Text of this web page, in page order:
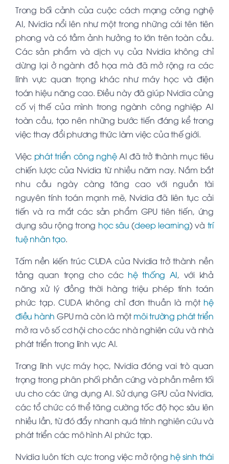
Trong bối cảnh của cuộc cách mạng công nghệ
AI, Nvidia nổi lên như một trong những cái tên tiên
phong và có tầm ảnh hưởng to lớn trên toàn cầu.
Các sản phẩm và dịch vụ của Nvidia không chỉ
dừng lại ở ngành đồ họa mà đã mở rộng ra các
lĩnh vực quan trọng khác như máy học và điện
toán hiệu năng cao. Điều này đã giúp Nvidia củng
cố vị thế của mình trong ngành công nghiệp AI
toàn cầu, tạo nên những bước tiến đáng kể trong
việc thay đổi phương thức làm việc của thế giới.
Việc phát triển công nghệAI đã trở thành mục tiêu
chiến lược của Nvidia từ nhiều năm nay. Nắm bắt
nhu cầu ngày càng tăng cao với nguồn tài
nguyên tính toán mạnh mẽ, Nvidia đã liên tục cải
tiến và ra mắt các sản phẩm GPU tiên tiến, ứng
dụng sâu rộng trong học sâu (deep learning) và trí
tuệ nhân tạo.
Tấm nền kiến trúc CUDA của Nvidia trở thành nền
tảng quan trọng cho các hệ thống AI, với khả
năng xử lý đồng thời hàng triệu phép tính toán
phức tạp. CUDA không chỉ đơn thuần là một hệ
điều hành GPU mà còn là mộtmôi trường phát triển
mở ra vô số cơ hội cho các nhà nghiên cứu và nhà
phát triển trong lĩnh vực AI.
Trong lĩnh vực máy học, Nvidia đóng vai trò quan
trọng trong phân phối phần cứng và phần mềm tối
ưu cho các ứng dụng AI. Sử dụng GPU của Nvidia,
các tổ chức có thể tăng cường tốc độ học sâu lên
nhiều lần, từ đó đẩy nhanh quá trình nghiên cứu và
phát triển các mô hình AI phức tạp.
Nvidia luôn tích cực trong việc mở rộng hệ sinh thái